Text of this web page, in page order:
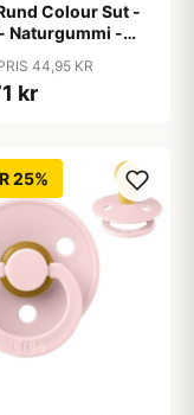
Colour Sut -
Naturgummi -
44,95 KR
kr
25%